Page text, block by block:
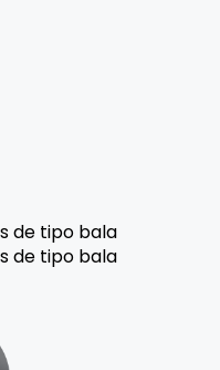
de tipo bala
de tipo bala